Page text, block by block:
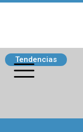
Tendencias